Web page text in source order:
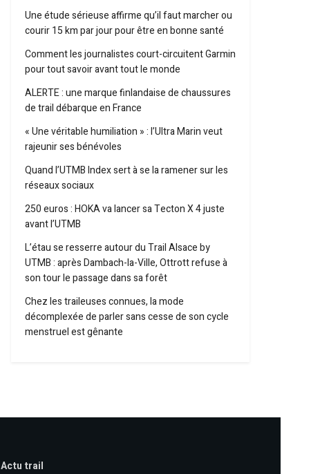
Une étude sérieuse affirme qu’il faut marcher ou
courir 15 km par jour pour être en bonne santé
Comment les journalistes court-circuitent Garmin
pour tout savoir avant tout le monde
ALERTE : une marque finlandaise de chaussures
de trail débarque en France
« Une véritable humiliation » : l’Ultra Marin veut
rajeunir ses bénévoles
Quand l’UTMB Index sert à se la ramener sur les
réseaux sociaux
250 euros : HOKA va lancer sa Tecton X 4 juste
avant l’UTMB
L’étau se resserre autour du Trail Alsace by
UTMB : après Dambach-la-Ville, Ottrott refuse à
son tour le passage dans sa forêt
Chez les traileuses connues, la mode
décomplexée de parler sans cesse de son cycle
menstruel est gênante
Actu trail